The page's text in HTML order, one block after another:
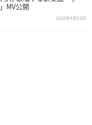
MV公開
2020年4月13日